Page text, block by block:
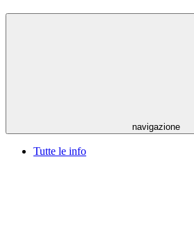
navigazione
Tutte le info